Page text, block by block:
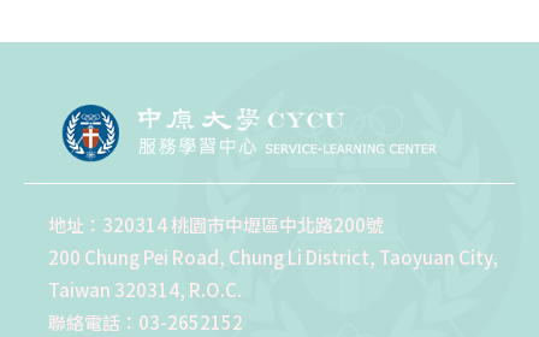
地址：320314 桃園市中壢區中北路200號
200 Chung Pei Road, Chung Li District, Taoyuan City,
Taiwan 320314, R.O.C.
聯絡電話：03-2652152